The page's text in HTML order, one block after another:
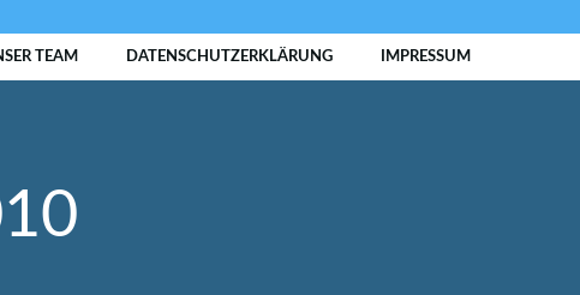
TEAM DATENSCHUTZERKLÄRUNG IMPRESSUM